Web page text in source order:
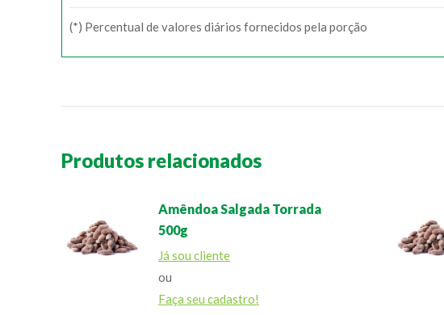
(*) Percentual de valores diários fornecidos pela porção
Produtos relacionados
Amêndoa Salgada Torrada
500g
Já sou cliente
ou
Faça seu cadastro!